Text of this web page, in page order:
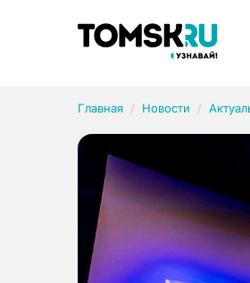
Главная Новости
Рубрики